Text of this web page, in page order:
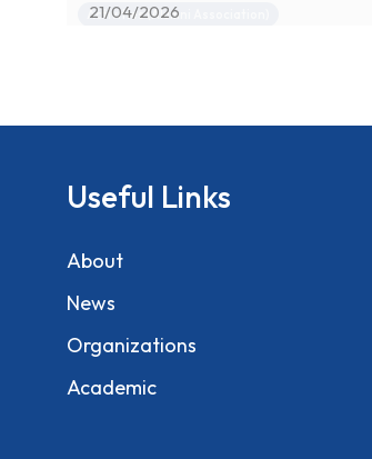
Activities (Alumni Association)
21/04/2026
Useful Links
About
News
Organizations
Academic